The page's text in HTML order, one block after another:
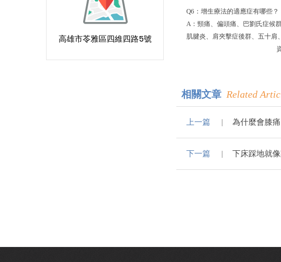
高雄市苓雅區四維四路5號
Q6：增生療法的適應症有哪些？
A：頸痛、偏頭痛、巴劉氏症候
肌腱炎、肩夾擊症後群、五十
資料來源：骨
相關文章 Related
上一篇 為什麼會膝痛
下一篇 下床踩地就